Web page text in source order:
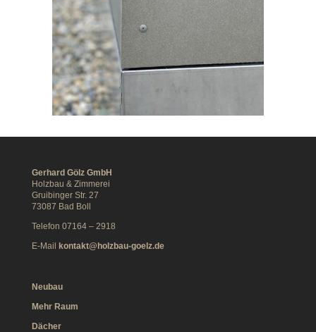
Gerhard Gölz GmbH
Holzbau & Zimmerei
Gruibinger Str. 27
73087 Bad Boll
Telefon 07164 – 2918
E-Mail
kontakt@holzbau-goelz.de
Neubau
Mehr Raum
Dächer